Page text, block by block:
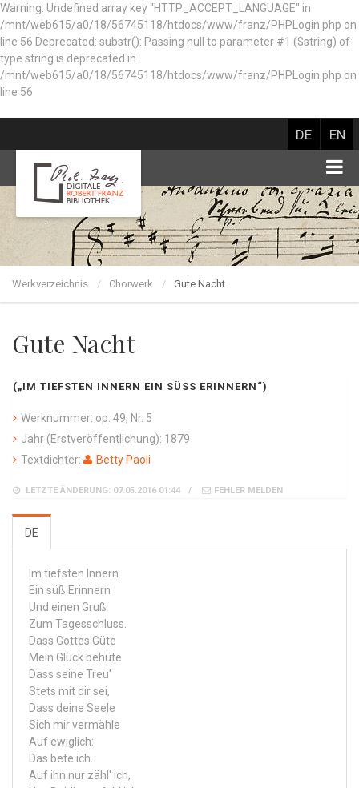
Warning: Undefined array key "HTTP_ACCEPT_LANGUAGE" in
/mnt/web615/a0/18/56745118/htdocs/www/franz/PHPLogin.php on
line 56 Deprecated: substr(): Passing null to parameter #1 ($string) of
type string is deprecated in
/mnt/web615/a0/18/56745118/htdocs/www/franz/PHPLogin.php on
line 56
DE EN
Werkverzeichnis Chorwerk Gute Nacht
Gute Nacht
(„IM TIEFSTEN INNERN EIN SÜSS ERINNERN“)
Werknummer: op. 49, Nr. 5
Jahr (Erstveröffentlichung): 1879
Textdichter:
Betty Paoli
LETZTE ÄNDERUNG: 07.05.2016 01:44 FEHLER MELDEN
DE
Im tiefsten Innern
Ein süß Erinnern
Und einen Gruß
Zum Tagesschluss.
Dass Gottes Güte
Mein Glück behüte
Dass seine Treu'
Stets mit dir sei,
Dass deine Seele
Sich mir vermähle
Auf ewiglich:
Das bete ich.
Auf ihn nur zähl' ich,